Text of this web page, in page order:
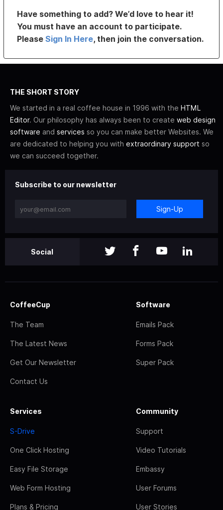
Have something to add? We’d love to hear it!
You must have an account to participate.
PleaseSign In Here, then join the conversation.
THE SHORT STORY
We started in a real coffee house in 1996 with the HTML
Editor. Our philosophy has always been to create web design
software and services so you can make better Websites. We
are dedicated to helping you with extraordinary support so
we can succeed together.
Subscribe to our newsletter
Sign-Up
Social
CoffeeCup
The Team
The Latest News
Get Our Newsletter
Contact Us
Software
Emails Pack
Forms Pack
Super Pack
Services
S-Drive
One Click Hosting
Easy File Storage
Web Form Hosting
Plans & Pricing
Community
Support
Video Tutorials
Embassy
User Forums
User Stories